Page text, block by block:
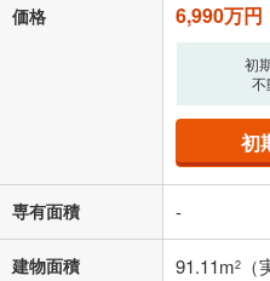
る値は、実際の金融機関等におけ
の金融機関等における貸出金利
済方法「元利均等返済」にて算出
適用した場合の計算結果を表示し
その他月額費用や、初期費用が
借り入れの際は各金融機関等に、
条件によってお借り入れができな
不動産会社に購
価格 6,990万円
初
不
初
専有面積 -
建物面積 91.11m2 （